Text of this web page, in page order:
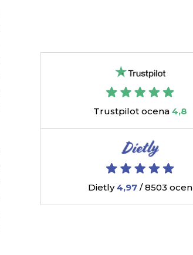
Trustpilot ocena4,8
Dietly4,97 / 8503 ocen